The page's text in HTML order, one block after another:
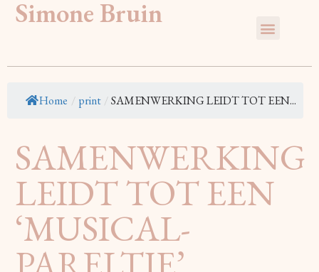
Simone Bruin
Home / print /SAMENWERKING LEIDT TOT EEN...
SAMENWERKING
LEIDT TOT EEN
‘MUSICAL-